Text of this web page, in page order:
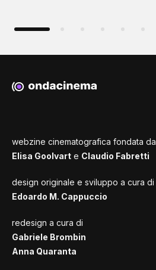
webzine cinematografica fondata da
Elisa Goolvart e Claudio Fabretti
design originale e sviluppo a cura di
Edoardo M. Cappuccio
redesign a cura di
Gabriele Brombin
Anna Quaranta